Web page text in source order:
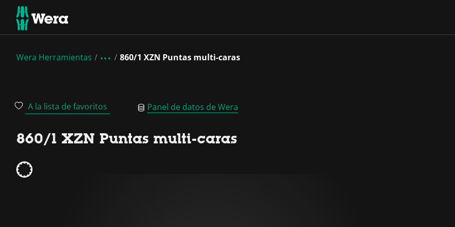
Wera Herramientas 860/1 XZN Puntas multi-caras
A la lista de favoritos Panel de datos de Wera
860/1 XZN Puntas multi-caras